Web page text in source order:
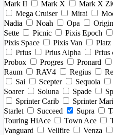
Mark II
Mark X Mark X
Mega Cruiser
Mirai
Nadia
Noah Opa Origin
Sette
Picnic Pixis Epoch
Pixis Space
Pixis Van Platz
Prius
Prius Alpha Prius
Probox
Progres Pronard
Raum
RAV4 Regius
Sai
Scepter Sequoia
Soarer
Soluna Spade
Sprinter Carib
Sprinter
Starlet
Succeed Supra
Touring HiAce
Town Ace
Vanguard
Vellfire Venza